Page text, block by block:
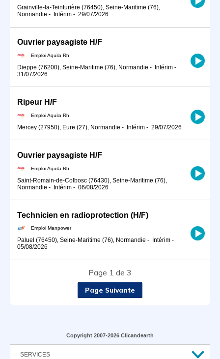
Grainville-la-Teinturière (76450), Seine-Maritime (76),
Normandie - Intérim - 29/07/2026
Ouvrier paysagiste H/F
Emploi Aquila Rh
Dieppe (76200), Seine-Maritime (76), Normandie - Intérim -
31/07/2026
Ripeur H/F
Emploi Aquila Rh
Mercey (27950), Eure (27), Normandie - Intérim - 29/07/2026
Ouvrier paysagiste H/F
Emploi Aquila Rh
Saint-Romain-de-Colbosc (76430), Seine-Maritime (76),
Normandie - Intérim - 06/08/2026
Technicien en radioprotection (H/F)
Emploi Manpower
Paluel (76450), Seine-Maritime (76), Normandie - Intérim -
05/08/2026
Page 1 de 3
Page Suivante
Copyright 2007-2026 Clicandearth
SERVICES